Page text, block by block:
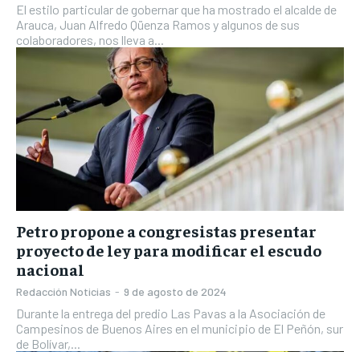
El estilo particular de gobernar que ha mostrado el alcalde de
Arauca, Juan Alfredo Qüenza Ramos y algunos de sus
colaboradores, nos lleva a...
Petro propone a congresistas presentar
proyecto de ley para modificar el escudo
nacional
Redacción Noticias - 9 de agosto de 2024
Durante la entrega del predio Las Pavas a la Asociación de
Campesinos de Buenos Aires en el municipio de El Peñón, sur
de Bolívar,...